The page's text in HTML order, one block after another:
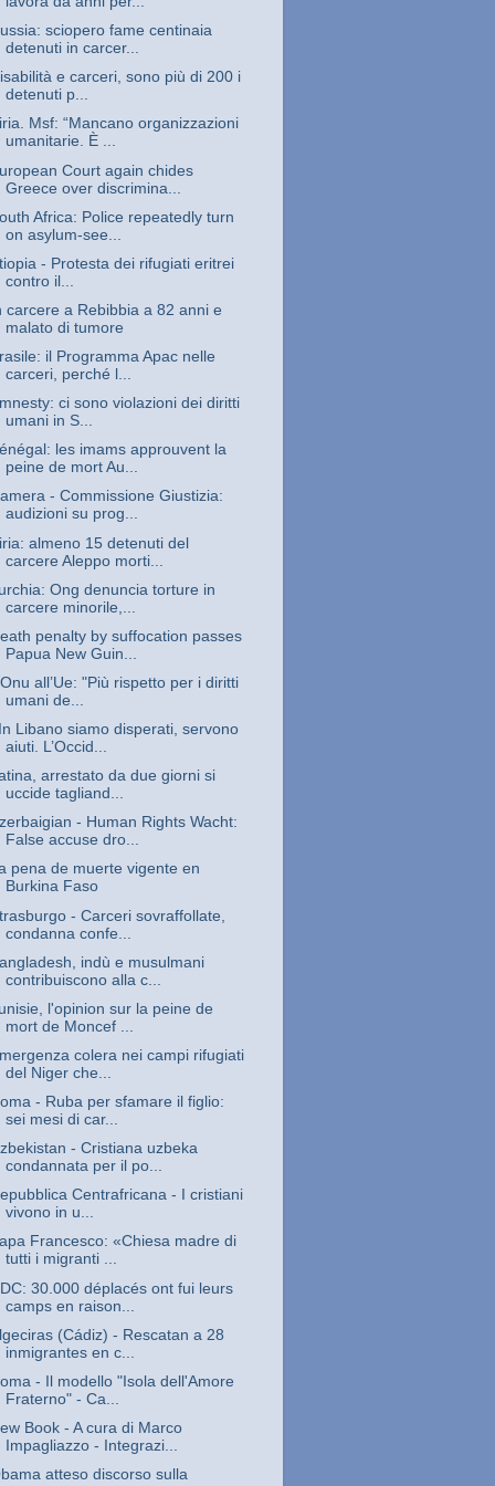
sciopero fame centinaia
detenuti in carcer...
e carceri, sono più di 200 i
detenuti p...
Msf: “Mancano organizzazioni
umanitarie. È ...
Court again chides
Greece over discrimina...
Africa: Police repeatedly turn
on asylum-see...
- Protesta dei rifugiati eritrei
contro il...
carcere a Rebibbia a 82 anni e
malato di tumore
il Programma Apac nelle
carceri, perché l...
ci sono violazioni dei diritti
umani in S...
les imams approuvent la
peine de mort Au...
- Commissione Giustizia:
audizioni su prog...
almeno 15 detenuti del
carcere Aleppo morti...
Ong denuncia torture in
carcere minorile,...
penalty by suffocation passes
Papua New Guin...
all’Ue: "Più rispetto per i diritti
umani de...
Libano siamo disperati, servono
aiuti. L’Occid...
arrestato da due giorni si
uccide tagliand...
- Human Rights Wacht:
False accuse dro...
pena de muerte vigente en
Burkina Faso
- Carceri sovraffollate,
condanna confe...
indù e musulmani
contribuiscono alla c...
l'opinion sur la peine de
mort de Moncef ...
colera nei campi rifugiati
del Niger che...
- Ruba per sfamare il figlio:
sei mesi di car...
- Cristiana uzbeka
condannata per il po...
Centrafricana - I cristiani
vivono in u...
Francesco: «Chiesa madre di
tutti i migranti ...
30.000 déplacés ont fui leurs
camps en raison...
(Cádiz) - Rescatan a 28
inmigrantes en c...
- Il modello "Isola dell'Amore
Fraterno" - Ca...
Book - A cura di Marco
Impagliazzo - Integrazi...
atteso discorso sulla